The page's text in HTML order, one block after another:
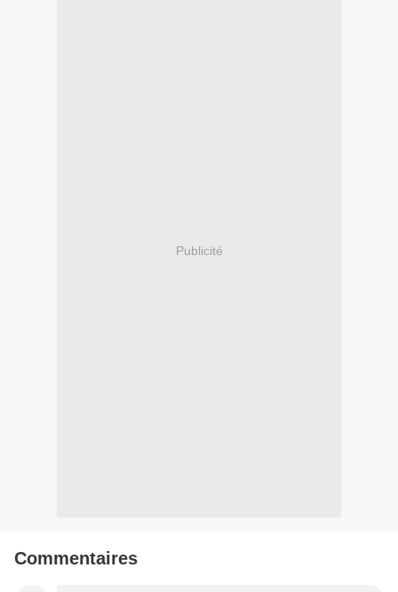
Publicité
Commentaires